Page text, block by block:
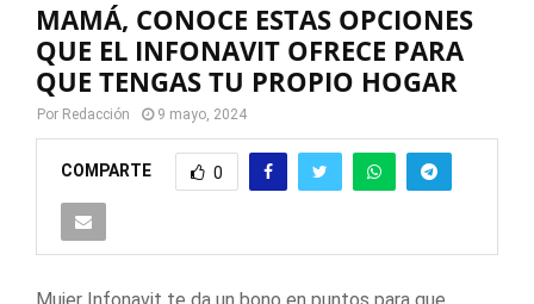
MAMÁ, CONOCE ESTAS OPCIONES
QUE EL INFONAVIT OFRECE PARA
QUE TENGAS TU PROPIO HOGAR
Por Redacción 9 mayo, 2024
COMPARTE 0